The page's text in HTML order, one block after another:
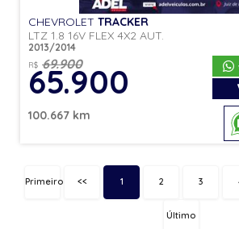
CHEVROLET TRACKER
LTZ 1.8 16V FLEX 4X2 AUT.
2013/2014
R$ 69.900
65.900
100.667 km
Primeiro << 1 2 3
Último